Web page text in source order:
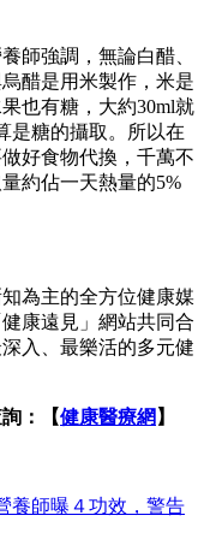
師強調，無論白醋、
醋是用米製作，米是
也有糖，大約30ml就
是糖的攝取。所以在
好食物代換，千萬不
約佔一天熱量的5%
為主的全方位健康媒
康遠見」網站共同合
入、最樂活的多元健
：【健康醫療網 】
養師曝４功效，警告